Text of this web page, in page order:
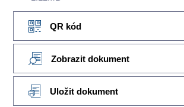
QR kód
Zobrazit dokument
Uložit dokument